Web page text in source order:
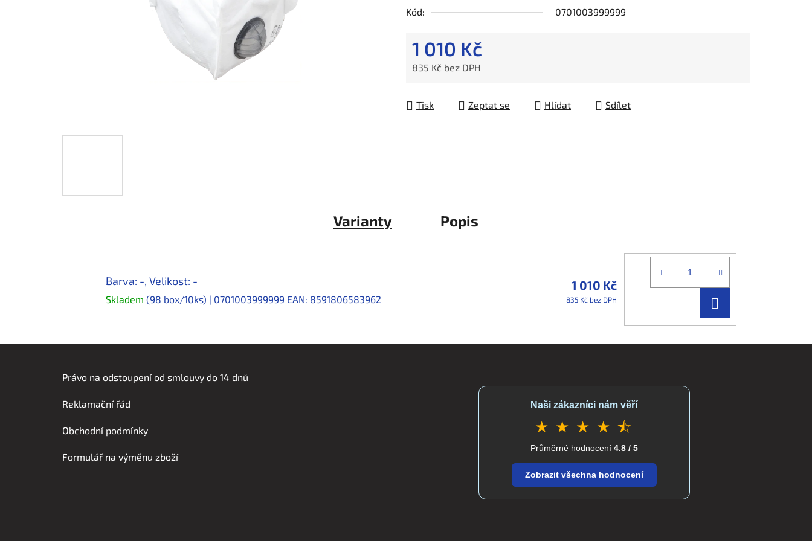
Kód: 0701003999999
1 010 Kč
835 Kč bez DPH
Tisk
Zeptat se Hlídat Sdílet
Varianty Popis
Barva: -, Velikost: -
Skladem (98 box/10ks) | 0701003999999 EAN: 8591806583962
1 010 Kč
835 Kč bez DPH
KOŠÍKU
Právo na odstoupení od smlouvy do 14 dnů
Reklamační řád
Obchodní podmínky
Formulář na výměnu zboží
Naši zákazníci nám věří
★ ★ ★ ★ ⯪
Průměrné hodnocení 4.8 / 5
Zobrazit všechna hodnocení